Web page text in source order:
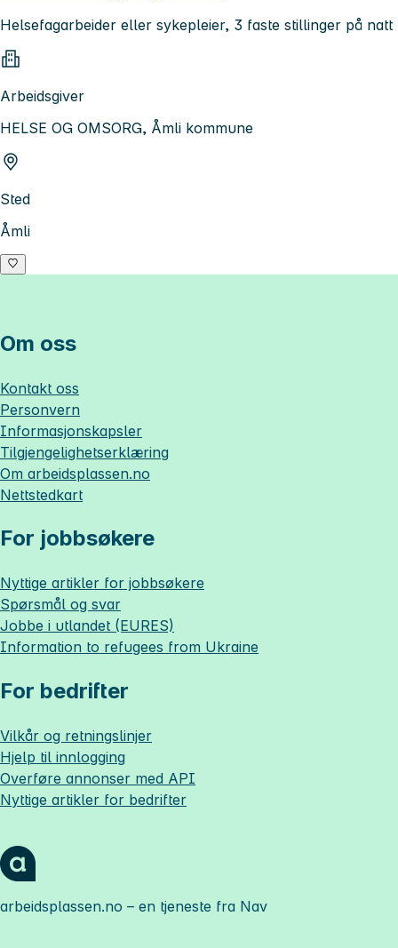
Helsefagarbeider eller sykepleier, 3 faste stillinger på natt
Arbeidsgiver
HELSE OG OMSORG, Åmli kommune
Sted
Åmli
Om oss
Kontakt oss
Personvern
Informasjonskapsler
Tilgjengelighetserklæring
Om arbeidsplassen.no
Nettstedkart
For jobbsøkere
Nyttige artikler for jobbsøkere
Spørsmål og svar
Jobbe i utlandet (EURES)
Information to refugees from Ukraine
For bedrifter
Vilkår og retningslinjer
Hjelp til innlogging
Overføre annonser med API
Nyttige artikler for bedrifter
arbeidsplassen.no – en tjeneste fra Nav